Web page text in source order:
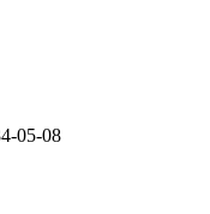
05-08